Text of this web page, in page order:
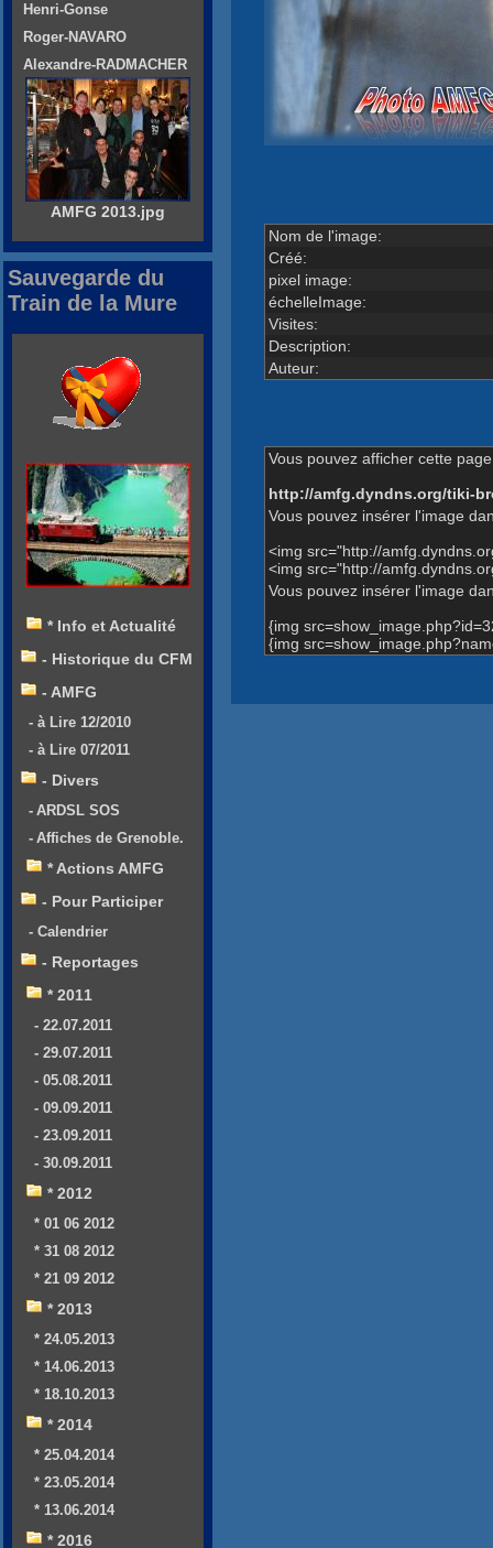
Nom de l'image:
Créé:
pixel image:
échelleImage:
Visites:
Description:
Auteur:
Vous pouvez afficher cette
http://amfg.dyndns.org/tiki-
Vous pouvez insérer l'image
<img src="http://
<img src="http://
Vous pouvez insérer l'image
{img
{img
Henri-Gonse
Roger-NAVARO
Alexandre-RADMACHER
AMFG 2013.jpg
Sauvegarde du
Train de la Mure
* Info et Actualité
- Historique du CFM
- AMFG
- à Lire 12/2010
- à Lire 07/2011
- Divers
- ARDSL SOS
- Affiches de Grenoble.
* Actions AMFG
- Pour Participer
- Calendrier
- Reportages
* 2011
- 22.07.2011
- 29.07.2011
- 05.08.2011
- 09.09.2011
- 23.09.2011
- 30.09.2011
* 2012
* 01 06 2012
* 31 08 2012
* 21 09 2012
* 2013
* 24.05.2013
* 14.06.2013
* 18.10.2013
* 2014
* 25.04.2014
* 23.05.2014
* 13.06.2014
* 2016